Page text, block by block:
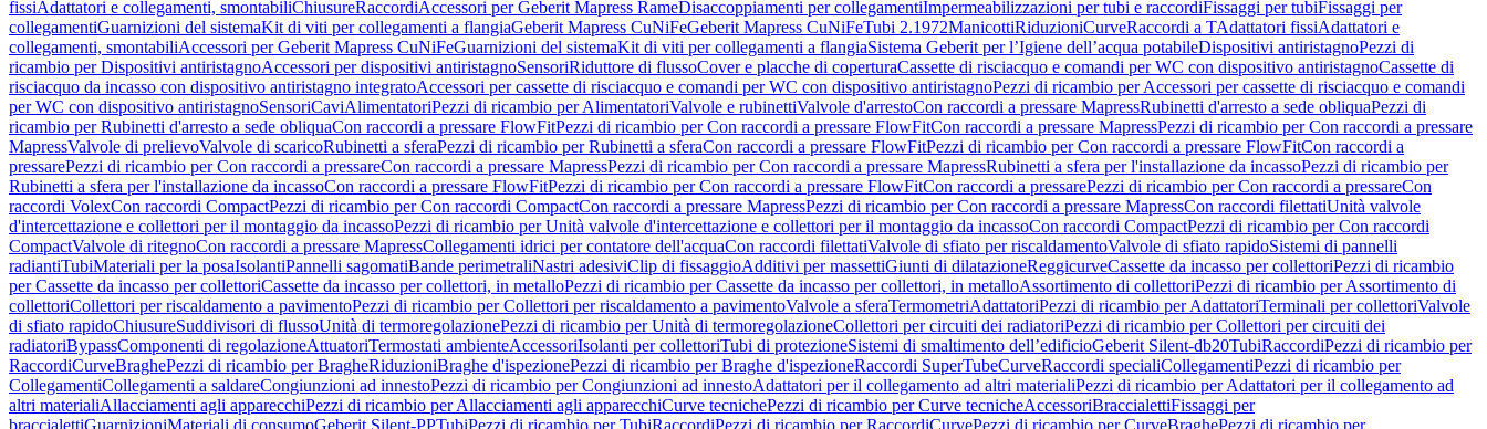
fissiAdattatori e collegamenti, smontabiliChiusureRaccordiAccessori per Geberit Mapress RameDisaccoppiamenti per collegamentiImpermeabilizzazioni per tubi e raccordiFissaggi per tubiFissaggi per
collegamentiGuarnizioni del sistemaKit di viti per collegamenti a flangiaGeberit Mapress CuNiFeGeberit Mapress CuNiFeTubi 2.1972ManicottiRiduzioniCurveRaccordi a TAdattatori fissiAdattatori e
collegamenti, smontabiliAccessori per Geberit Mapress CuNiFeGuarnizioni del sistemaKit di viti per collegamenti a flangiaSistema Geberit per l’Igiene dell’acqua potabileDispositivi antiristagnoPezzi di
ricambio per Dispositivi antiristagnoAccessori per dispositivi antiristagnoSensoriRiduttore di flussoCover e placche di coperturaCassette di risciacquo e comandi per WC con dispositivo antiristagnoCassette di
risciacquo da incasso con dispositivo antiristagno integratoAccessori per cassette di risciacquo e comandi per WC con dispositivo antiristagnoPezzi di ricambio per Accessori per cassette di risciacquo e comandi
per WC con dispositivo antiristagnoSensoriCaviAlimentatoriPezzi di ricambio per AlimentatoriValvole e rubinettiValvole d'arrestoCon raccordi a pressare MapressRubinetti d'arresto a sede obliquaPezzi di
ricambio per Rubinetti d'arresto a sede obliquaCon raccordi a pressare FlowFitPezzi di ricambio per Con raccordi a pressare FlowFitCon raccordi a pressare MapressPezzi di ricambio per Con raccordi a pressare
MapressValvole di prelievoValvole di scaricoRubinetti a sferaPezzi di ricambio per Rubinetti a sferaCon raccordi a pressare FlowFitPezzi di ricambio per Con raccordi a pressare FlowFitCon raccordi a
pressarePezzi di ricambio per Con raccordi a pressareCon raccordi a pressare MapressPezzi di ricambio per Con raccordi a pressare MapressRubinetti a sfera per l'installazione da incassoPezzi di ricambio per
Rubinetti a sfera per l'installazione da incassoCon raccordi a pressare FlowFitPezzi di ricambio per Con raccordi a pressare FlowFitCon raccordi a pressarePezzi di ricambio per Con raccordi a pressareCon
raccordi VolexCon raccordi CompactPezzi di ricambio per Con raccordi CompactCon raccordi a pressare MapressPezzi di ricambio per Con raccordi a pressare MapressCon raccordi filettatiUnità valvole
d'intercettazione e collettori per il montaggio da incassoPezzi di ricambio per Unità valvole d'intercettazione e collettori per il montaggio da incassoCon raccordi CompactPezzi di ricambio per Con raccordi
CompactValvole di ritegnoCon raccordi a pressare MapressCollegamenti idrici per contatore dell'acquaCon raccordi filettatiValvole di sfiato per riscaldamentoValvole di sfiato rapidoSistemi di pannelli
radiantiTubiMateriali per la posaIsolantiPannelli sagomatiBande perimetraliNastri adesiviClip di fissaggioAdditivi per massettiGiunti di dilatazioneReggicurveCassette da incasso per collettoriPezzi di ricambio
per Cassette da incasso per collettoriCassette da incasso per collettori, in metalloPezzi di ricambio per Cassette da incasso per collettori, in metalloAssortimento di collettoriPezzi di ricambio per Assortimento di
collettoriCollettori per riscaldamento a pavimentoPezzi di ricambio per Collettori per riscaldamento a pavimentoValvole a sferaTermometriAdattatoriPezzi di ricambio per AdattatoriTerminali per collettoriValvole
di sfiato rapidoChiusureSuddivisori di flussoUnità di termoregolazionePezzi di ricambio per Unità di termoregolazioneCollettori per circuiti dei radiatoriPezzi di ricambio per Collettori per circuiti dei
radiatoriBypassComponenti di regolazioneAttuatoriTermostati ambienteAccessoriIsolanti per collettoriTubi di protezioneSistemi di smaltimento dell’edificioGeberit Silent-db20TubiRaccordiPezzi di ricambio per
RaccordiCurveBraghePezzi di ricambio per BragheRiduzioniBraghe d'ispezionePezzi di ricambio per Braghe d'ispezioneRaccordi SuperTubeCurveRaccordi specialiCollegamentiPezzi di ricambio per
CollegamentiCollegamenti a saldareCongiunzioni ad innestoPezzi di ricambio per Congiunzioni ad innestoAdattatori per il collegamento ad altri materialiPezzi di ricambio per Adattatori per il collegamento ad
altri materialiAllacciamenti agli apparecchiPezzi di ricambio per Allacciamenti agli apparecchiCurve tecnichePezzi di ricambio per Curve tecnicheAccessoriBraccialettiFissaggi per
braccialettiGuarnizioniMateriali di consumoGeberit Silent-PPTubiPezzi di ricambio per TubiRaccordiPezzi di ricambio per RaccordiCurvePezzi di ricambio per CurveBraghePezzi di ricambio per